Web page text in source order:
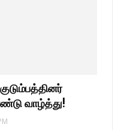
வாழ்த்து!